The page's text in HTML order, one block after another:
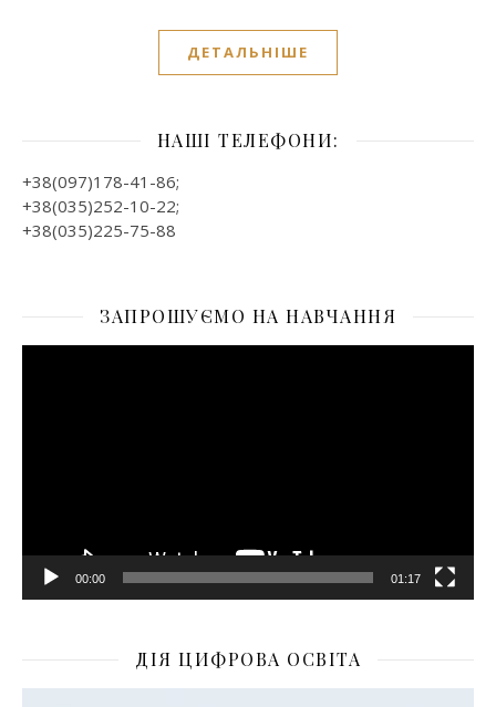
ДЕТАЛЬНІШЕ
НАШІ ТЕЛЕФОНИ:
+38(097)178-41-86;
+38(035)252-10-22;
+38(035)225-75-88
ЗАПРОШУЄМО НА НАВЧАННЯ
00:00 01:17
ДІЯ ЦИФРОВА ОСВІТА